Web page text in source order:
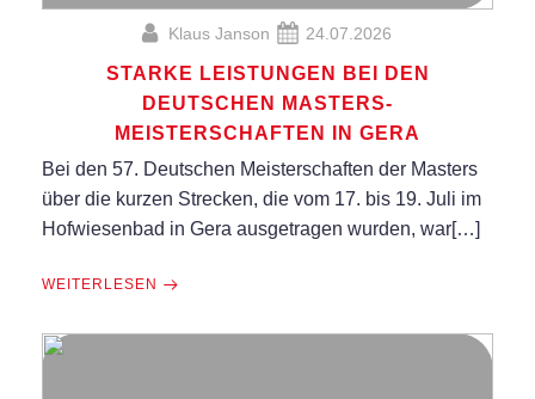
Klaus Janson 24.07.2026
STARKE LEISTUNGEN BEI DEN
DEUTSCHEN MASTERS-
MEISTERSCHAFTEN IN GERA
Bei den 57. Deutschen Meisterschaften der Masters
über die kurzen Strecken, die vom 17. bis 19. Juli im
Hofwiesenbad in Gera ausgetragen wurden, war[…]
WEITERLESEN